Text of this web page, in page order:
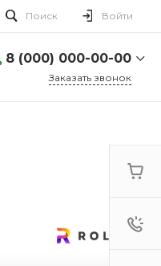
Поиск Войти
8 (000) 000-00-00
г. Москва, ул. Шапкина,
Заказать звонок